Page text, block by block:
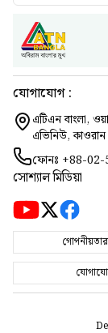
যোগাযোগ :
এটিএন বাংলা,
এভিনিউ,
ফোনঃ +88-02-
সোশ্যাল মিডিয়া